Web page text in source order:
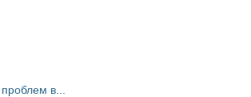
в...